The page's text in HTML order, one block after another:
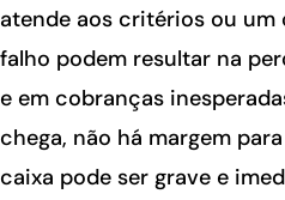
atende aos critérios ou
falho podem resultar na
e em cobranças
chega, não há margem
caixa pode ser grave e